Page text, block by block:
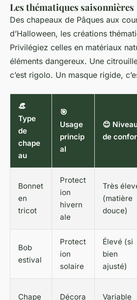
Les thématiques saisonnières
Des chapeaux de Pâques aux
d’Halloween, les créations
Privilégiez celles en matériaux
éléments dangereux. Une
c’est rigolo. Un masque rigide,
👒
Type
de
chape
au
🎯
Usage
princip
al
😊
de
Bonnet
en
tricot
Protect
ion
hivern
ale
Très
(matière
douce)
Bob
estival
Protect
ion
solaire
Élevé (si
bien
ajusté)
Chape Décora Variable